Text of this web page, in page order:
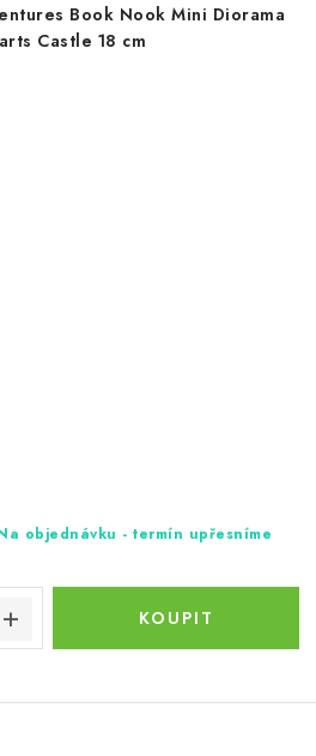
Book Nook Mini Diorama
Castle 18 cm
objednávku - termín upřesníme